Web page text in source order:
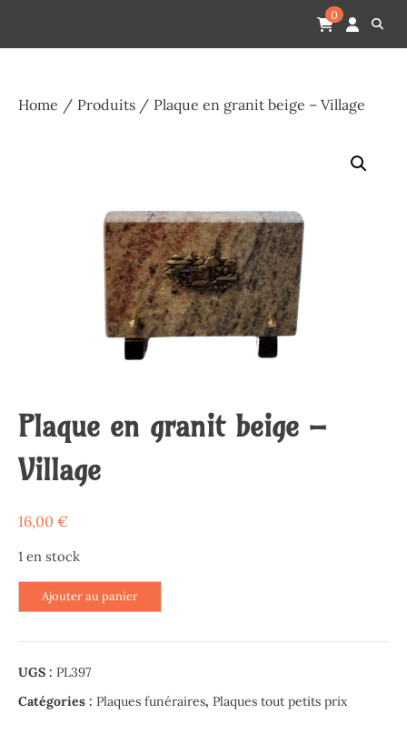
content
Espace Funéraire Michel Gardechaux
0
Home Produits Plaque en granit beige – Village
Plaque en granit beige –
Village
16,00 €
1 en stock
quantité
de
granit
beige
Ajouter au panier
UGS : PL397
Catégories : Plaques funéraires, Plaques tout petits prix